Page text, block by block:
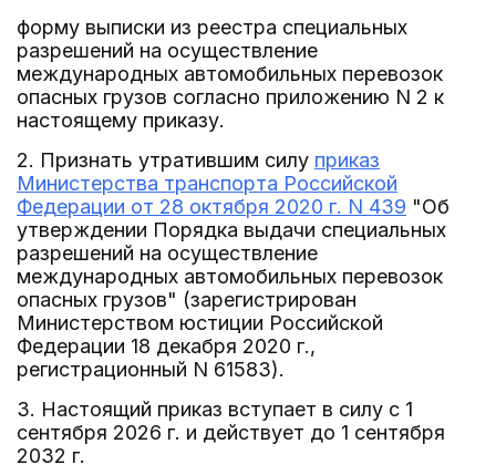
форму выписки из реестра специальных
разрешений на осуществление
международных автомобильных перевозок
опасных грузов согласно приложению N 2 к
настоящему приказу.
2. Признать утратившим силу приказ
Министерства транспорта Российской
Федерации от 28 октября 2020 г. N 439 "Об
утверждении Порядка выдачи специальных
разрешений на осуществление
международных автомобильных перевозок
опасных грузов" (зарегистрирован
Министерством юстиции Российской
Федерации 18 декабря 2020 г.,
регистрационный N 61583).
3. Настоящий приказ вступает в силу с 1
сентября 2026 г. и действует до 1 сентября
2032 г.